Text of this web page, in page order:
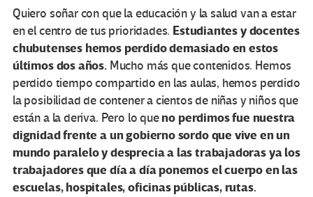
Quiero soñar con que la educación y la salud van a estar
en el centro de tus prioridades. Estudiantes y docentes
chubutenses hemos perdido demasiado en estos
últimos dos años. Mucho más que contenidos. Hemos
perdido tiempo compartido en las aulas, hemos perdido
la posibilidad de contener a cientos de niñas y niños que
están a la deriva. Pero lo queno perdimos fue nuestra
dignidad frente a un gobierno sordo que vive en un
mundo paralelo y desprecia a las trabajadoras ya los
trabajadores que día a día ponemos el cuerpo en las
escuelas, hospitales, oficinas públicas, rutas.